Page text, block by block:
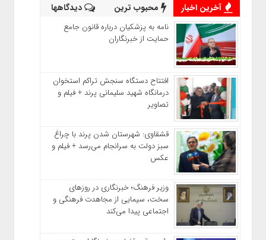
آخرین اخبار محبوب ترین دیدگاهها
نامه به پزشکیان درباره قانون جامع
حمایت از خبرنگاران
افتتاح دستگاه سنجش تراکم استخوان
درمانگاه شهید سلیمانی پرند + فیلم و
تصاویر
قشقاوی: شهرستان شدن پرند با چراغ
سبز دولت به سرانجام می‌رسد + فیلم و
عکس
وزیر فرهنگ؛ خبرنگاری در روزهای
سخت، سیمایی از مجاهدت فرهنگی و
اجتماعی پیدا می‌کند